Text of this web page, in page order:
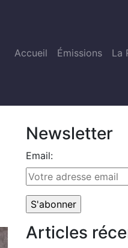
Accueil Émissions La
Newsletter
Email:
Articles